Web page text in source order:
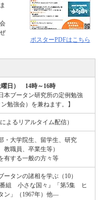
ポスターPDFはこちら
曜日） 14時～16時
本ブータン研究所の定例勉強
勉強会）を兼ねます。】
よるリアルタイム配信）
・大学院生、留学生、研究
教職員、卒業生等）
有する一般の方々等
ータンの諸相を学ぶ（10）
組 小さな国々』「第5集 ヒ
ン」（1967年）他―